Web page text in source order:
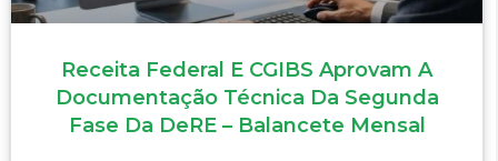
Receita Federal E CGIBS Aprovam A
Documentação Técnica Da Segunda
Fase Da DeRE – Balancete Mensal